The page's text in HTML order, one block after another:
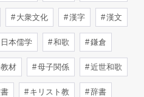
大衆文化 漢字 漢文
本儒学 和歌 鎌倉
材 母子関係 近世和歌
キリスト教 辞書